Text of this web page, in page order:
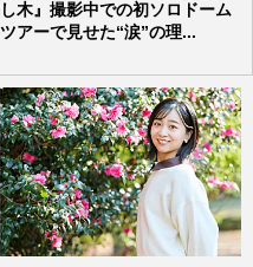
し木』撮影中での初ソロドーム
ツアーで見せた“涙”の理...